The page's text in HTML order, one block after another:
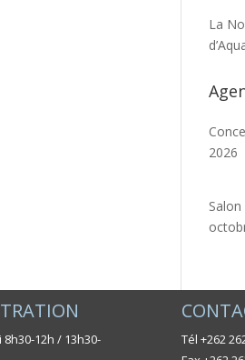
La
2026
12h / 13h30-
Tél +262